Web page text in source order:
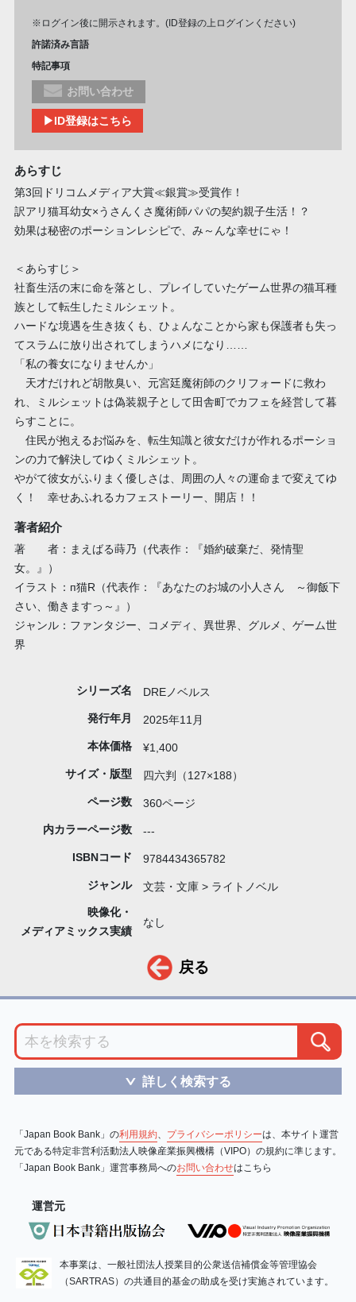
※ログイン後に開示されます。(ID登録の上ログインください)
許諾済み言語
特記事項
お問い合わせ
▶ID登録はこちら
あらすじ
第3回ドリコムメディア大賞≪銀賞≫受賞作！
訳アリ猫耳幼女×うさんくさ魔術師パパの契約親子生活！？
効果は秘密のポーションレシピで、み～んな幸せにゃ！
＜あらすじ＞
社畜生活の末に命を落とし、プレイしていたゲーム世界の猫耳種
族として転生したミルシェット。
ハードな境遇を生き抜くも、ひょんなことから家も保護者も失っ
てスラムに放り出されてしまうハメになり……
「私の養女になりませんか」
天才だけれど胡散臭い、元宮廷魔術師のクリフォードに救わ
れ、ミルシェットは偽装親子として田舎町でカフェを経営して暮
らすことに。
住民が抱えるお悩みを、転生知識と彼女だけが作れるポーショ
ンの力で解決してゆくミルシェット。
やがて彼女がふりまく優しさは、周囲の人々の運命まで変えてゆ
く！ 幸せあふれるカフェストーリー、開店！！
著者紹介
著 者：まえばる蒔乃（代表作：『婚約破棄だ、発情聖
女。』）
イラスト：п猫R（代表作：『あなたのお城の小人さん ～御飯下
さい、働きますっ～』）
ジャンル：ファンタジー、コメディ、異世界、グルメ、ゲーム世
界
シリーズ名 DREノベルス
発行年月 2025年11月
本体価格 ¥1,400
サイズ・版型 四六判（127×188）
ページ数 360ページ
内カラーページ数 ---
ISBNコード 9784434365782
ジャンル 文芸・文庫 > ライトノベル
映像化・
メディアミックス実績
なし
戻る
＞ 詳しく検索する
「Japan Book Bank」の利用規約、 プライバシーポリシーは、本サイト運営
元である特定非営利活動法人映像産業振興機構（VIPO）の規約に準じます。
「Japan Book Bank」運営事務局へのお問い合わせはこちら
運営元
本事業は、一般社団法人授業目的公衆送信補償金等管理協会
（SARTRAS）の共通目的基金の助成を受け実施されています。